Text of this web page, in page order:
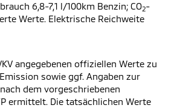
6,8-7,1 l/100km Benzin; CO2-
Werte. Elektrische Reichweite
angegebenen offiziellen Werte zu
sowie ggf. Angaben zur
dem vorgeschriebenen
ermittelt. Die tatsächlichen Werte